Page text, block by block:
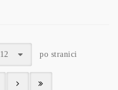
12 po stranici